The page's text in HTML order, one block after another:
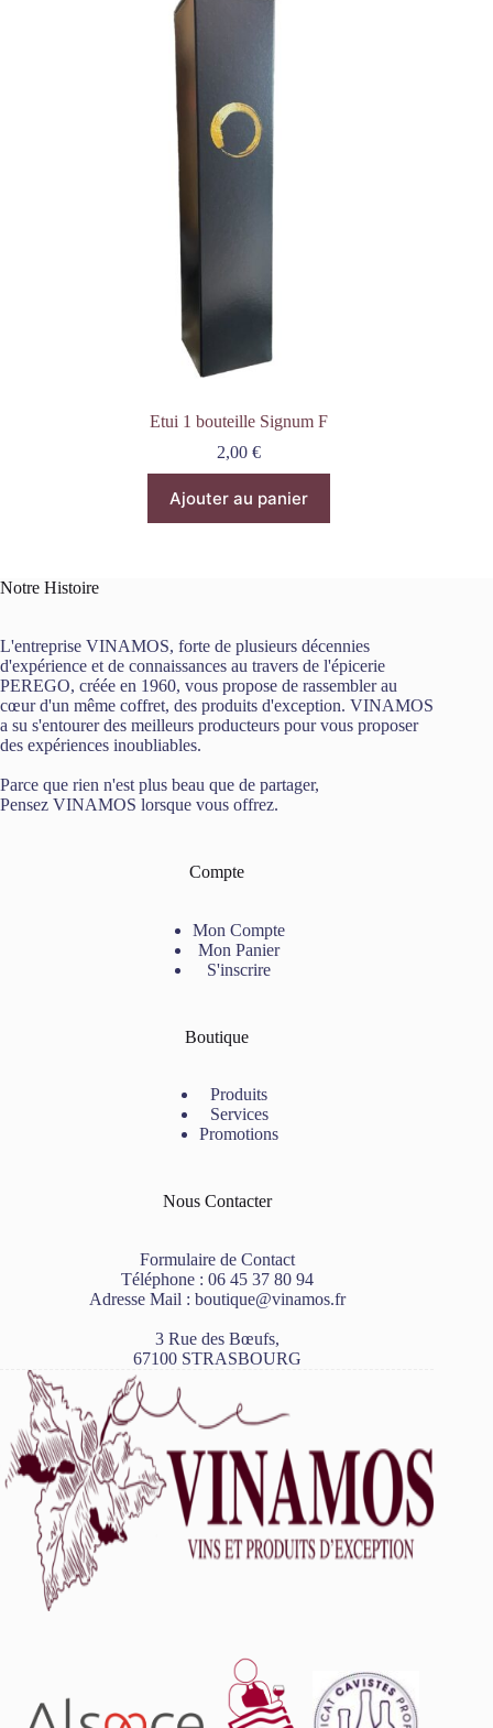
Etui 1 bouteille Signum F
2,00€
Ajouter au panier
Notre Histoire
L'entreprise VINAMOS, forte de plusieurs décennies
d'expérience et de connaissances au travers de l'épicerie
PEREGO, créée en 1960, vous propose de rassembler au
cœur d'un même coffret, des produits d'exception. VINAMOS
a su s'entourer des meilleurs producteurs pour vous proposer
des expériences inoubliables.
Parce que rien n'est plus beau que de partager,
Pensez VINAMOS lorsque vous offrez.
Compte
Mon Compte
Mon Panier
S'inscrire
Boutique
Produits
Services
Promotions
Nous Contacter
Formulaire de Contact
Téléphone : 06 45 37 80 94
Adresse Mail : boutique@vinamos.fr
3 Rue des Bœufs,
67100 STRASBOURG